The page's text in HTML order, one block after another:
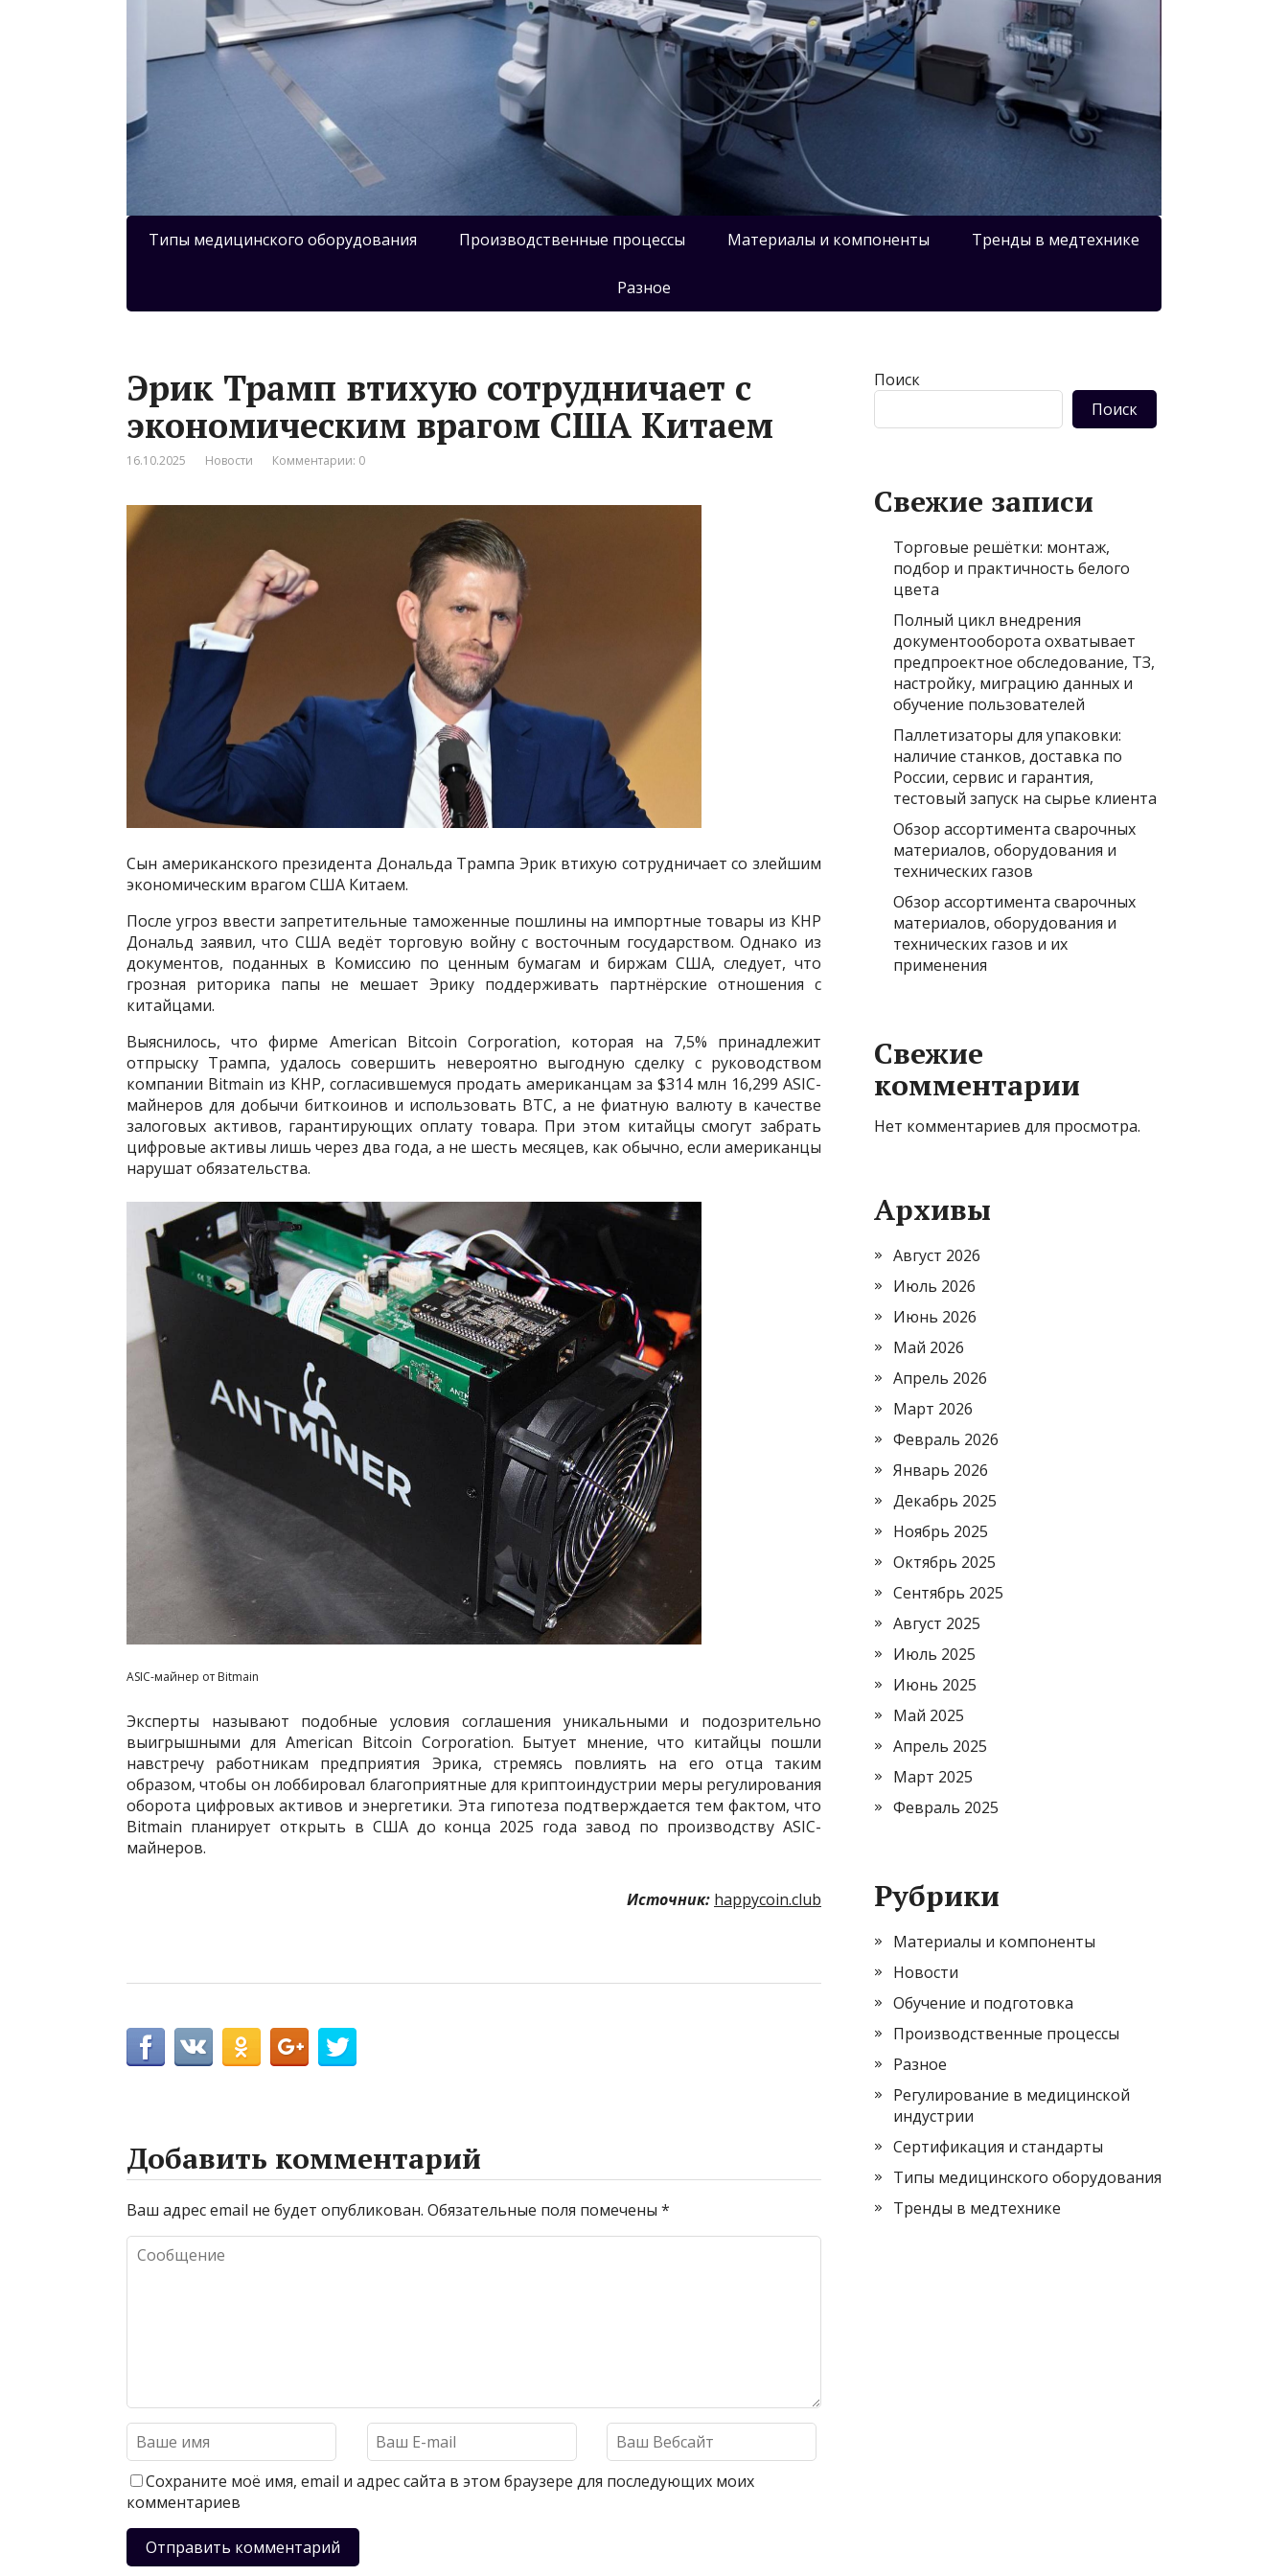
Типы медицинского оборудования Производственные процессы Материалы и компоненты Тренды в медтехнике
Разное
Эрик Трамп втихую сотрудничает с
экономическим врагом США Китаем
16.10.2025 Новости Комментарии: 0
Сын американского президента Дональда Трампа Эрик втихую сотрудничает со злейшим
экономическим врагом США Китаем.
После угроз ввести запретительные таможенные пошлины на импортные товары из КНР
Дональд заявил, что США ведёт торговую войну с восточным государством. Однако из
документов, поданных в Комиссию по ценным бумагам и биржам США, следует, что
грозная риторика папы не мешает Эрику поддерживать партнёрские отношения с
китайцами.
Выяснилось, что фирме American Bitcoin Corporation, которая на 7,5% принадлежит
отпрыску Трампа, удалось совершить невероятно выгодную сделку с руководством
компании Bitmain из КНР, согласившемуся продать американцам за $314 млн 16,299 ASIC-
майнеров для добычи биткоинов и использовать BTC, а не фиатную валюту в качестве
залоговых активов, гарантирующих оплату товара. При этом китайцы смогут забрать
цифровые активы лишь через два года, а не шесть месяцев, как обычно, если американцы
нарушат обязательства.
ASIC-майнер от Bitmain
Эксперты называют подобные условия соглашения уникальными и подозрительно
выигрышными для American Bitcoin Corporation. Бытует мнение, что китайцы пошли
навстречу работникам предприятия Эрика, стремясь повлиять на его отца таким
образом, чтобы он лоббировал благоприятные для криптоиндустрии меры регулирования
оборота цифровых активов и энергетики. Эта гипотеза подтверждается тем фактом, что
Bitmain планирует открыть в США до конца 2025 года завод по производству ASIC-
майнеров.
Источник: happycoin.club
Добавить комментарий
Ваш адрес email не будет опубликован. Обязательные поля помечены *
Сохраните моё имя, email и адрес сайта в этом браузере для последующих моих
комментариев
Поиск
Поиск
Свежие записи
Торговые решётки: монтаж,
подбор и практичность белого
цвета
Полный цикл внедрения
документооборота охватывает
предпроектное обследование, ТЗ,
настройку, миграцию данных и
обучение пользователей
Паллетизаторы для упаковки:
наличие станков, доставка по
России, сервис и гарантия,
тестовый запуск на сырье клиента
Обзор ассортимента сварочных
материалов, оборудования и
технических газов
Обзор ассортимента сварочных
материалов, оборудования и
технических газов и их
применения
Свежие
комментарии
Нет комментариев для просмотра.
Архивы
Август 2026
Июль 2026
Июнь 2026
Май 2026
Апрель 2026
Март 2026
Февраль 2026
Январь 2026
Декабрь 2025
Ноябрь 2025
Октябрь 2025
Сентябрь 2025
Август 2025
Июль 2025
Июнь 2025
Май 2025
Апрель 2025
Март 2025
Февраль 2025
Рубрики
Материалы и компоненты
Новости
Обучение и подготовка
Производственные процессы
Разное
Регулирование в медицинской
индустрии
Сертификация и стандарты
Типы медицинского оборудования
Тренды в медтехнике